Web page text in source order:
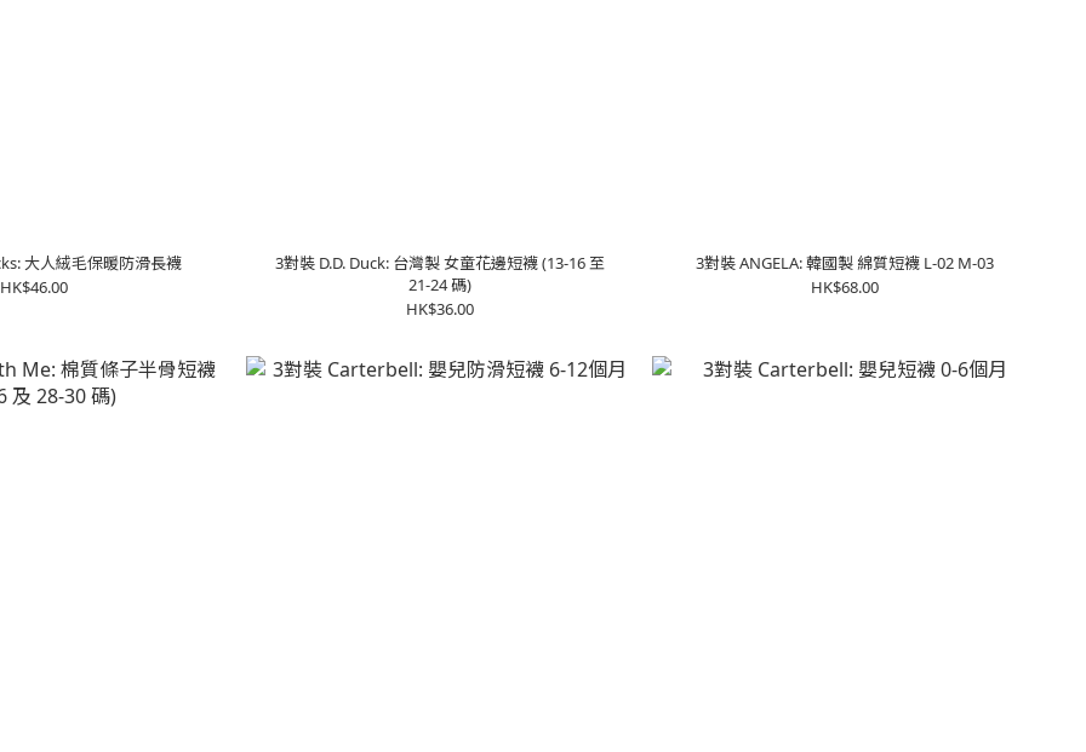
大人絨毛保暖防滑長襪
HK$46.00
3對裝 D.D. Duck: 台灣製 女童花邊短襪 (13-16 至
21-24 碼)
HK$36.00
3對裝 ANGELA: 韓國製 綿質短襪 L-02 M-03
HK$68.00